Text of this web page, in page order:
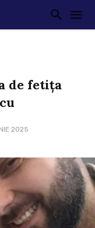
de fetița
2025